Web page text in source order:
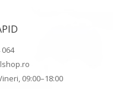
09:00–18:00